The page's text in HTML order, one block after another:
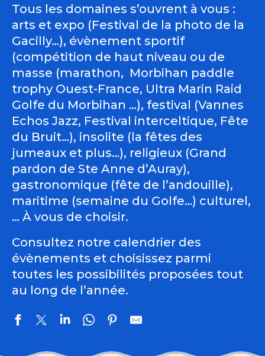
Tous les domaines s’ouvrent à vous :
arts et expo (Festival de la photo de la
Gacilly…), évènement sportif
(compétition de haut niveau ou de
masse (marathon, Morbihan paddle
trophy Ouest-France, Ultra Marin Raid
Golfe du Morbihan …), festival (Vannes
Echos Jazz, Festival interceltique, Fête
du Bruit…), insolite (la fêtes des
jumeaux et plus…), religieux (Grand
pardon de Ste Anne d’Auray),
gastronomique (fête de l’andouille),
maritime (semaine du Golfe…) culturel,
… À vous de choisir.
Consultez notre calendrier des
évènements et choisissez parmi
toutes les possibilités proposées tout
au long de l’année.